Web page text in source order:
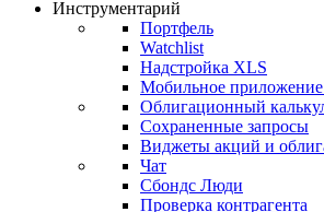
Откройте глобальную
Получить доступ
Инструментарий
Портфель
Watchlist
Надстройка XLS
Мобильное приложение
Облигационный
Сохраненные запросы